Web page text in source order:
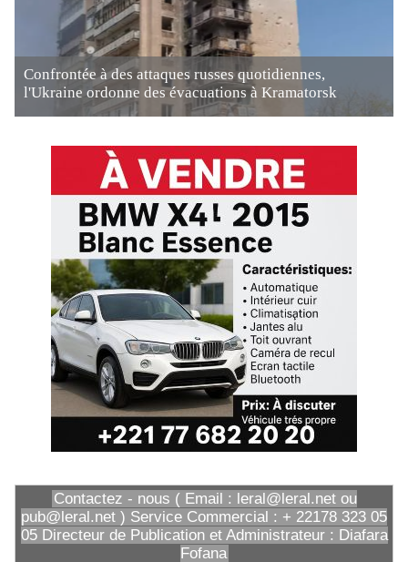
Confrontée à des attaques russes quotidiennes,
l'Ukraine ordonne des évacuations à Kramatorsk
Contactez - nous ( Email : leral@leral.net ou
pub@leral.net ) Service Commercial : + 22178 323 05
05 Directeur de Publication et Administrateur : Diafara
Fofana